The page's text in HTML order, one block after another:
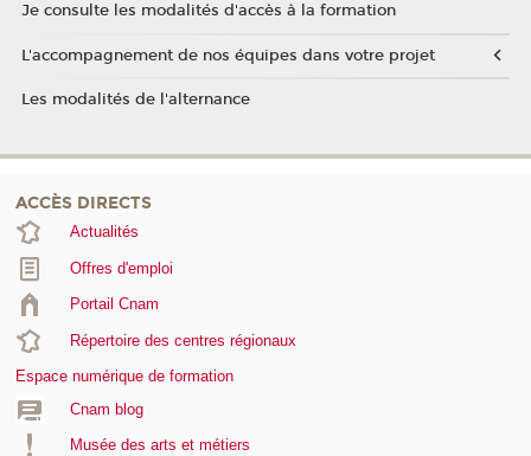
Je consulte les modalités d'accès à la formation
L'accompagnement de nos équipes dans votre projet
Les modalités de l'alternance
ACCÈS DIRECTS
Actualités
Offres d'emploi
Portail Cnam
Répertoire des centres régionaux
Espace numérique de formation
Cnam blog
Musée des arts et métiers